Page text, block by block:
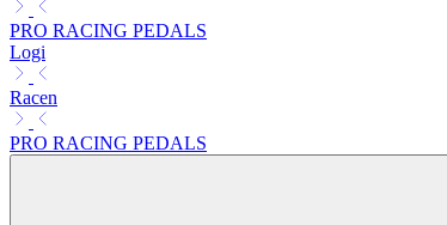
PRO RACING PEDALS
Logi
Racen
PRO RACING PEDALS